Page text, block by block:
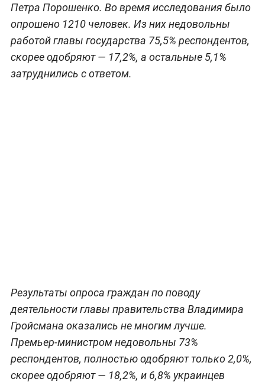
Петра Порошенко. Во время исследования было
опрошено 1210 человек. Из них недовольны
работой главы государства 75,5% респондентов,
скорее одобряют — 17,2%, а остальные 5,1%
затруднились с ответом.
Результаты опроса граждан по поводу
деятельности главы правительства Владимира
Гройсмана оказались не многим лучше.
Премьер-министром недовольны 73%
респондентов, полностью одобряют только 2,0%,
скорее одобряют — 18,2%, и 6,8% украинцев